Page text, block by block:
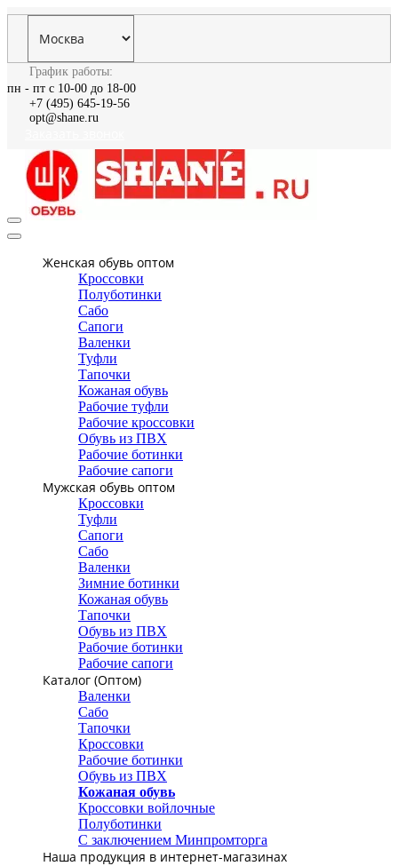
График работы:
пн - пт с 10-00 до 18-00
+7 (495) 645-19-56
opt@shane.ru
Женская обувь оптом
Кроссовки
Полуботинки
Сабо
Сапоги
Валенки
Туфли
Тапочки
Кожаная обувь
Рабочие туфли
Рабочие кроссовки
Обувь из ПВХ
Рабочие ботинки
Рабочие сапоги
Мужская обувь оптом
Кроссовки
Туфли
Сапоги
Сабо
Валенки
Зимние ботинки
Кожаная обувь
Тапочки
Обувь из ПВХ
Рабочие ботинки
Рабочие сапоги
Каталог (Оптом)
Валенки
Сабо
Тапочки
Кроссовки
Рабочие ботинки
Обувь из ПВХ
Кожаная обувь
Кроссовки войлочные
Полуботинки
С заключением Минпромторга
Наша продукция в интернет-магазинах